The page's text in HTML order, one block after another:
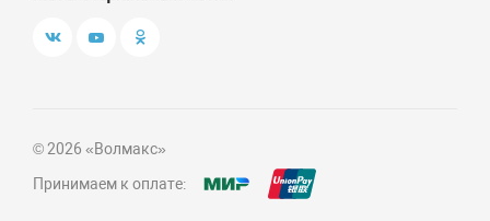
© 2026 «Волмакс»
Принимаем к оплате: